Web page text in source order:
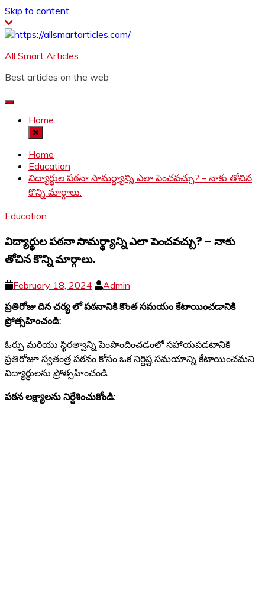
Skip to content
All Smart Articles
Best articles on the web
Home
Home
Education
విద్యార్థుల పఠనా సామర్థ్యాన్ని ఎలా పెంచవచ్చు? – నాకు తోచిన
కొన్ని మార్గాలు.
Education
విద్యార్థుల పఠనా సామర్థ్యాన్ని ఎలా పెంచవచ్చు? – నాకు
తోచిన కొన్ని మార్గాలు.
February 18, 2024
Admin
ప్రతిరోజు దిన చర్య లో పఠనానికి కొంత సమయం కేటాయించడానికి
ప్రోత్సహించండి:
ఓర్పు మరియు స్థిరత్వాన్ని పెంపొందించడంలో సహాయపడటానికి
ప్రతిరోజూ స్వతంత్ర పఠనం కోసం ఒక నిర్దిష్ట సమయాన్ని కేటాయించమని
విద్యార్థులను ప్రోత్సహించండి.
పఠన లక్ష్యాలను నిర్దేశించుకోండి: